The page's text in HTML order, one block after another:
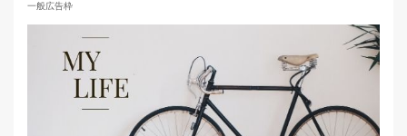
一般広告枠